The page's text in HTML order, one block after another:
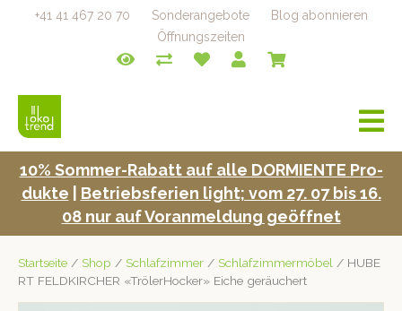
+41 41 467 20 70 Sonderangebote
Blog abonnieren
Öffnungszeiten
a
v
i
10% Som­mer-Rabatt auf alle DORMIENTE Pro­
duk­te
Betrieb­s­fe­rien light; vom 27. 07 bis 16.
08 nur auf Voran­mel­dung geöffnet
Startseite / Shop / Schlafzimmer / Schlafzimmermöbel / HUBE
RT FELDKIRCHER «TrölerHocker» Eiche geräuchert